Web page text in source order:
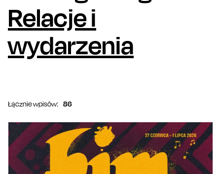
Relacje i
wydarzenia
Łącznie wpisów: 86